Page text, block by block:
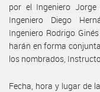
por el Ingeniero Jorge
Ingeniero Diego
Ingeniero Rodrigo
harán en forma
los nombrados,
Fecha, hora y lugar de